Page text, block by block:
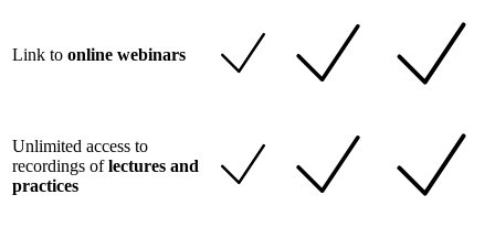
Link to online webinars
Unlimited access to
recordings oflectures and
practices